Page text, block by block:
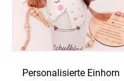
Personalisierte Einhorn